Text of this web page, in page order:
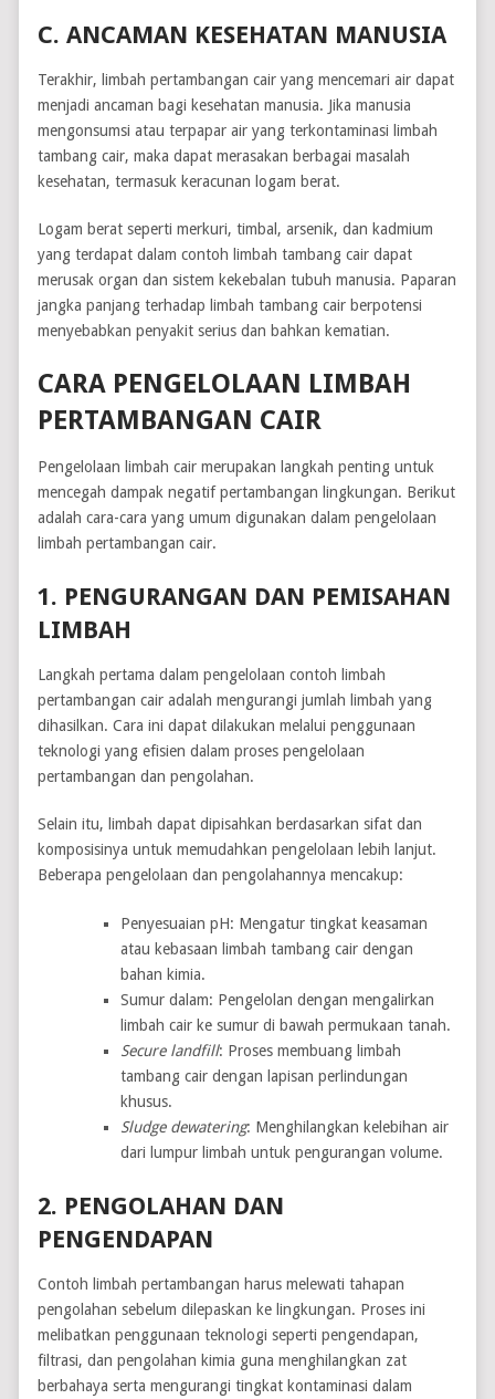
C. ANCAMAN KESEHATAN MANUSIA
Terakhir, limbah pertambangan cair yang mencemari air dapat
menjadi ancaman bagi kesehatan manusia. Jika manusia
mengonsumsi atau terpapar air yang terkontaminasi limbah
tambang cair, maka dapat merasakan berbagai masalah
kesehatan, termasuk keracunan logam berat.
Logam berat seperti merkuri, timbal, arsenik, dan kadmium
yang terdapat dalam contoh limbah tambang cair dapat
merusak organ dan sistem kekebalan tubuh manusia. Paparan
jangka panjang terhadap limbah tambang cair berpotensi
menyebabkan penyakit serius dan bahkan kematian.
CARA PENGELOLAAN LIMBAH
PERTAMBANGAN CAIR
Pengelolaan limbah cair merupakan langkah penting untuk
mencegah dampak negatif pertambangan lingkungan. Berikut
adalah cara-cara yang umum digunakan dalam pengelolaan
limbah pertambangan cair.
1. PENGURANGAN DAN PEMISAHAN
LIMBAH
Langkah pertama dalam pengelolaan contoh limbah
pertambangan cair adalah mengurangi jumlah limbah yang
dihasilkan. Cara ini dapat dilakukan melalui penggunaan
teknologi yang efisien dalam proses pengelolaan
pertambangan dan pengolahan.
Selain itu, limbah dapat dipisahkan berdasarkan sifat dan
komposisinya untuk memudahkan pengelolaan lebih lanjut.
Beberapa pengelolaan dan pengolahannya mencakup:
Penyesuaian pH: Mengatur tingkat keasaman
atau kebasaan limbah tambang cair dengan
bahan kimia.
Sumur dalam: Pengelolan dengan mengalirkan
limbah cair ke sumur di bawah permukaan tanah.
Secure landfill: Proses membuang limbah
tambang cair dengan lapisan perlindungan
khusus.
Sludge dewatering: Menghilangkan kelebihan air
dari lumpur limbah untuk pengurangan volume.
2. PENGOLAHAN DAN
PENGENDAPAN
Contoh limbah pertambangan harus melewati tahapan
pengolahan sebelum dilepaskan ke lingkungan. Proses ini
melibatkan penggunaan teknologi seperti pengendapan,
filtrasi, dan pengolahan kimia guna menghilangkan zat
berbahaya serta mengurangi tingkat kontaminasi dalam